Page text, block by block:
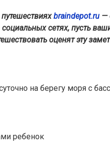
braindepot.ru —
сетях, пусть
оценят эту
на берегу моря с
ребенок